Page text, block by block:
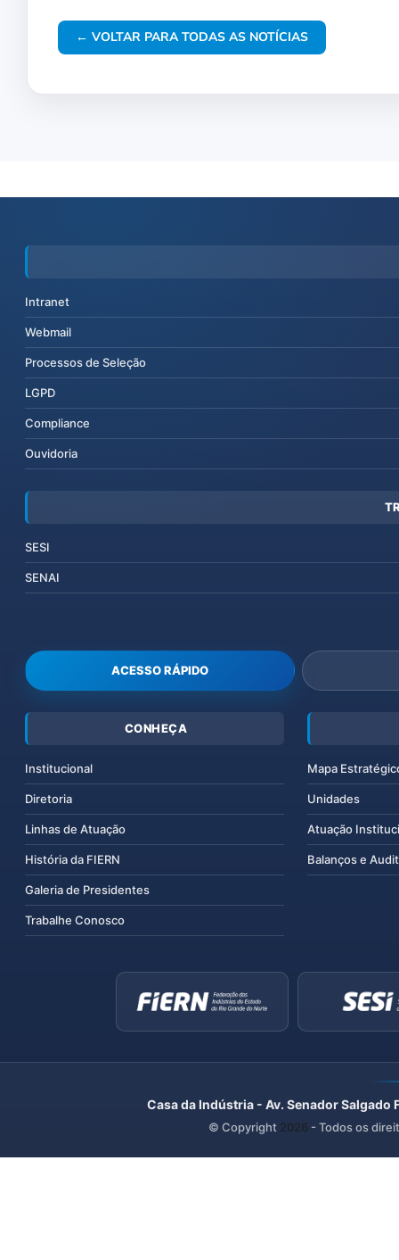
← VOLTAR PARA TODAS AS NOTÍCIAS
Intranet
Webmail
Processos de Seleção
LGPD
Compliance
Ouvidoria
SESI
SENAI
ACESSO RÁPIDO
CONHEÇA
Institucional
Diretoria
Linhas de Atuação
História da FIERN
Galeria de Presidentes
Trabalhe Conosco
Mapa
Unidades
Atuação
Balanços e
Casa da Indústria - Av. Senador
© Copyright 2026 - Todos os